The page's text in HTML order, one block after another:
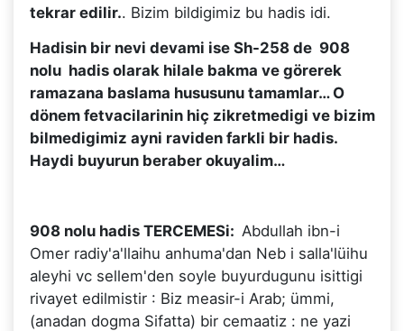
tekrar edilir.. Bizim bildigimiz bu hadis idi.
Hadisin bir nevi devami ise Sh-258 de 908
nolu hadis olarak hilale bakma ve görerek
ramazana baslama hususunu tamamlar… O
dönem fetvacilarinin hiç zikretmedigi ve bizim
bilmedigimiz ayni raviden farkli bir hadis.
Haydi buyurun beraber okuyalim…
908 nolu hadis TERCEMESi: Abdullah ibn-i
Omer radiy'a'llaihu anhuma'dan Neb i salla'lüihu
aleyhi vc sellem'den soyle buyurdugunu isittigi
rivayet edilmistir : Biz measir-i Arab; ümmi,
(anadan dogma Sifatta) bir cemaatiz : ne yazi